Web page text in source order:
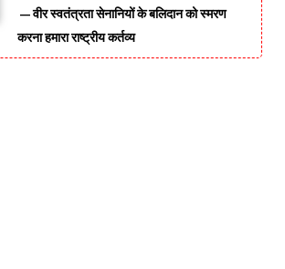
—वीर स्वतंत्रता सेनानियों के बलिदान को स्मरण
करना हमारा राष्ट्रीय कर्तव्य